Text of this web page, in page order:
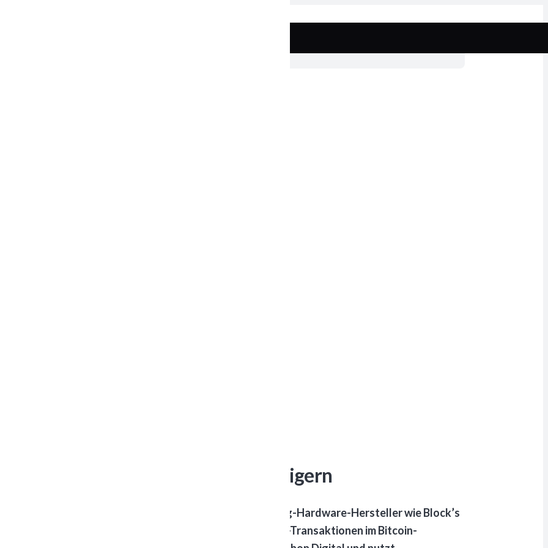
Verkauf an Spam-Miner verweigern
Bekämpfung von Bitcoin-Spam vorgeschlagen: Mining-Hardware-Hersteller wie Block’s
oder mit erheblichen Aufpreisen belegen, die Spam-Transaktionen im Bitcoin-